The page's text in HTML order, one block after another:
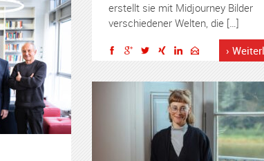
erstellt sie mit Midjourney Bilder
verschiedener Welten, die […]
›